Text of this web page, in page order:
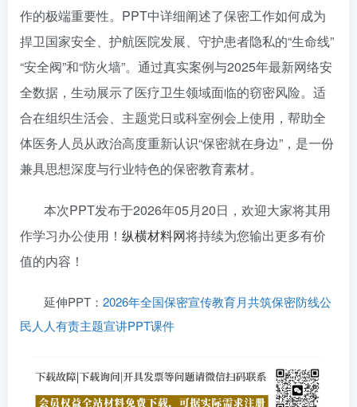
作的极端重要性。PPT中详细阐述了保密工作如何成为
捍卫国家安全、护航医院发展、守护患者隐私的“生命线”
“安全阀”和“防火墙”。通过真实案例与2025年最新网络安
全数据，生动展示了医疗卫生领域面临的窃密风险。适
合在组织生活会、主题党日或科室例会上使用，帮助全
体医务人员从政治高度重新认识“保密就在身边”，是一份
兼具思想深度与行业特色的保密教育素材。
本次PPT发布于2026年05月20日，欢迎大家将其用
作学习办公使用！ 纵横材料网将持续为您输出更多有价
值的内容！
延伸PPT： 2026年全国保密宣传教育月共筑保密防线公
民人人有责主题宣讲PPT课件